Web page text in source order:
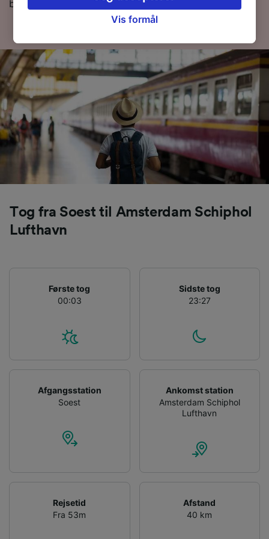
bestille, så lav en søgning efter billetter med os i dag.
Tog fra Soest til Amsterdam Schiphol
Lufthavn
Første tog
00:03
Sidste tog
23:27
Afgangsstation
Soest
Ankomst station
Amsterdam Schiphol
Lufthavn
Rejsetid
Fra 53m
Afstand
40 km
legitim interesse bruges, eller når som helst på
siden om privatlivspolitik. Disse valg
browsingdata. Dine data vil ikke blive brugt til
sporingsformål, hvis du har bedt os om ikke at
spore dig.
Vi og vores partnere behandler data for at
levere:
Bruge præcise geografiske
placeringsoplysninger. Aktivt scanne
enhedskarakteristika til identifikation.
Opbevare og/eller tilgå oplysninger på en
enhed. Tilpasset annoncering og indhold,
tjenester.
Liste over partnere (leverandører)
Vis formål